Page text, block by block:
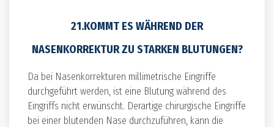
21.KOMMT ES WÄHREND DER
NASENKORREKTUR ZU STARKEN BLUTUNGEN?
Da bei Nasenkorrekturen millimetrische Eingriffe
durchgeführt werden, ist eine Blutung während des
Eingriffs nicht erwünscht. Derartige chirurgische Eingriffe
bei einer blutenden Nase durchzuführen, kann die